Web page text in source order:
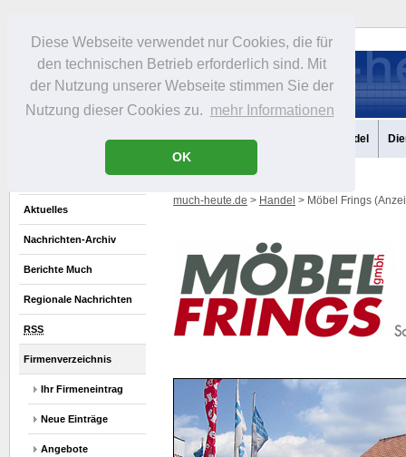
Diese Webseite verwendet nur Cookies, die für
den technischen Betrieb erforderlich sind. Mit
der Nutzung unserer Webseite stimmen Sie der
Nutzung dieser Cookies zu. mehr Informationen
OK
Portrait Infos Freizeit Gastronomie Handel
Aktuelles
Nachrichten-Archiv
Berichte Much
Regionale Nachrichten
RSS
Firmenverzeichnis
Ihr Firmeneintrag
Neue Einträge
Angebote
much-heute.de > Handel > Möbel Frings